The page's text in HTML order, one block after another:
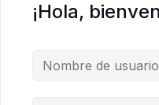
¡Hola,